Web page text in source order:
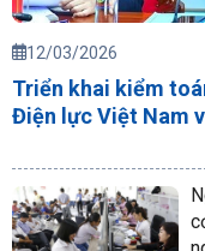
12/03/2026
Triển khai kiểm
Điện lực Việt Nam